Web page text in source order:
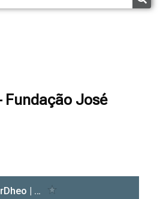
Fundação José